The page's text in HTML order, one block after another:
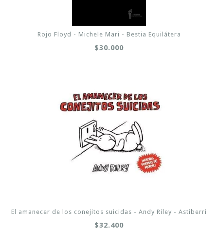
Rojo Floyd - Michele Mari - Bestia Equilátera
$30.000
El amanecer de los conejitos suicidas - Andy Riley - Astiberri
$32.400